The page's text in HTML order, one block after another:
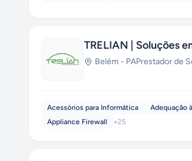
TRELIAN | Soluções
Belém - PAPrestador de
Acessórios para Informática Adequação
Appliance Firewall
+25